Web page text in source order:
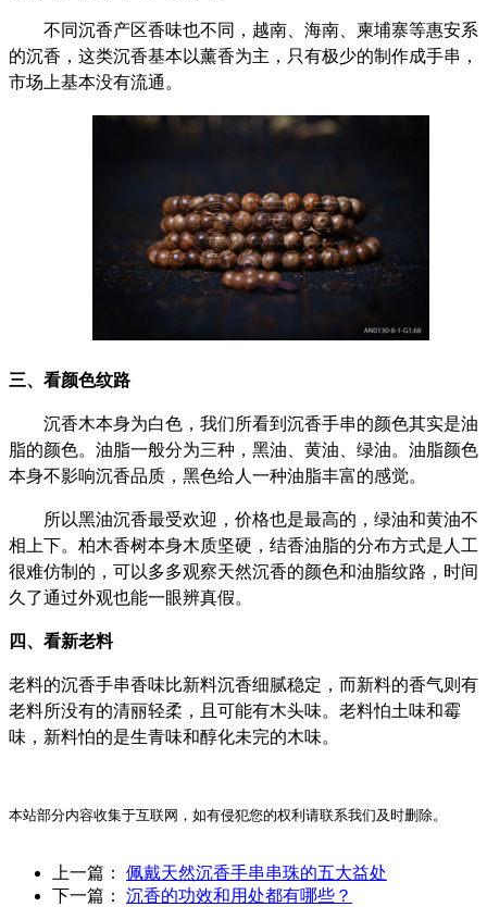
不同沉香产区香味也不同，越南、海南、柬埔寨等惠安系
的沉香，这类沉香基本以薰香为主，只有极少的制作成手串，
市场上基本没有流通。
三、看颜色纹路
沉香木本身为白色，我们所看到沉香手串的颜色其实是油
脂的颜色。油脂一般分为三种，黑油、黄油、绿油。油脂颜色
本身不影响沉香品质，黑色给人一种油脂丰富的感觉。
所以黑油沉香最受欢迎，价格也是最高的，绿油和黄油不
相上下。柏木香树本身木质坚硬，结香油脂的分布方式是人工
很难仿制的，可以多多观察天然沉香的颜色和油脂纹路，时间
久了通过外观也能一眼辨真假。
四、看新老料
老料的沉香手串香味比新料沉香细腻稳定，而新料的香气则有
老料所没有的清丽轻柔，且可能有木头味。老料怕土味和霉
味，新料怕的是生青味和醇化未完的木味。
本站部分内容收集于互联网，如有侵犯您的权利请联系我们及时删除。
上一篇： 佩戴天然沉香手串串珠的五大益处
下一篇： 沉香的功效和用处都有哪些？